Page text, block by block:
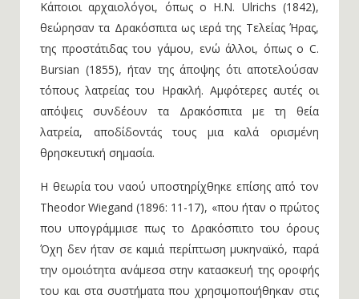
Κάποιοι αρχαιολόγοι, όπως ο H.N. Ulrichs (1842),
θεώρησαν τα Δρακόσπιτα ως ιερά της Τελείας Ήρας,
της προστάτιδας του γάμου, ενώ άλλοι, όπως ο C.
Bursian (1855), ήταν της άποψης ότι αποτελούσαν
τόπους λατρείας του Ηρακλή. Αμφότερες αυτές οι
απόψεις συνδέουν τα Δρακόσπιτα με τη θεία
λατρεία, αποδίδοντάς τους μια καλά ορισμένη
θρησκευτική σημασία.
Η θεωρία του ναού υποστηρίχθηκε επίσης από τον
Theodor Wiegand (1896: 11-17), «που ήταν ο πρώτος
που υπογράμμισε πως το Δρακόσπιτο του όρους
Όχη δεν ήταν σε καμιά περίπτωση μυκηναϊκό, παρά
την ομοιότητα ανάμεσα στην κατασκευή της οροφής
του και στα συστήματα που χρησιμοποιήθηκαν στις